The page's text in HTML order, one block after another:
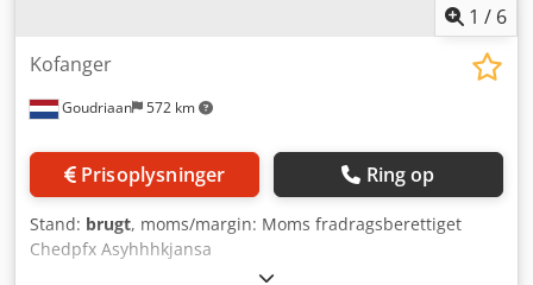
1 / 6
Goudriaan 572 km
Kofanger
Prisoplysninger Ring op
Stand: brugt, moms/margin: Moms fradragsberettiget
Chedpfx Asyhhhkjansa